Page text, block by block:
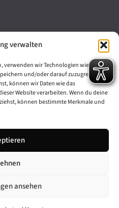
verwalten
verwenden wir Technologien wie
und/oder darauf zuzugreifen.
können wir Daten wie das
Website verarbeiten. Wenn du deine
können bestimmte Merkmale und
ansehen